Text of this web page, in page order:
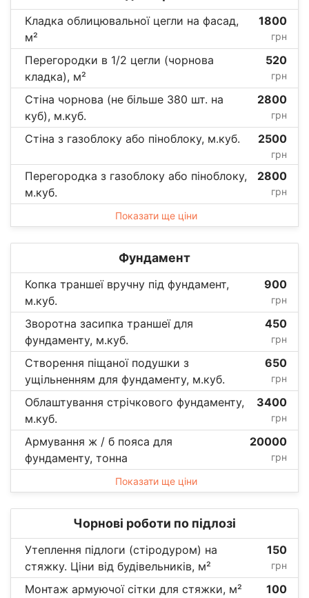
Кладка облицювальної цегли на фасад,
м²
1800
грн
Перегородки в 1/2 цегли (чорнова
кладка), м²
520
грн
Стіна чорнова (не більше 380 шт. на
куб), м.куб.
2800
грн
Стіна з газоблоку або піноблоку, м.куб. 2500
грн
Перегородка з газоблоку або піноблоку,
м.куб.
2800
грн
Показати ще ціни
Фундамент
Копка траншеї вручну під фундамент,
м.куб.
900
грн
Зворотна засипка траншеї для
фундаменту, м.куб.
450
грн
Створення піщаної подушки з
ущільненням для фундаменту, м.куб.
650
грн
Облаштування стрічкового фундаменту,
м.куб.
3400
грн
Армування ж / б пояса для
фундаменту, тонна
20000
грн
Показати ще ціни
Чорнові роботи по підлозі
Утеплення підлоги (стіродуром) на
стяжку. Ціни від будівельників, м²
150
грн
Монтаж армуючої сітки для стяжки, м² 100